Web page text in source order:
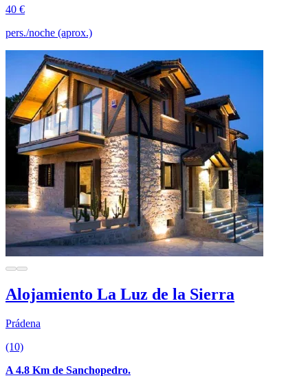
40 €
pers./noche (aprox.)
Alojamiento La Luz de la Sierra
Prádena
(10)
A 4.8 Km de Sanchopedro.